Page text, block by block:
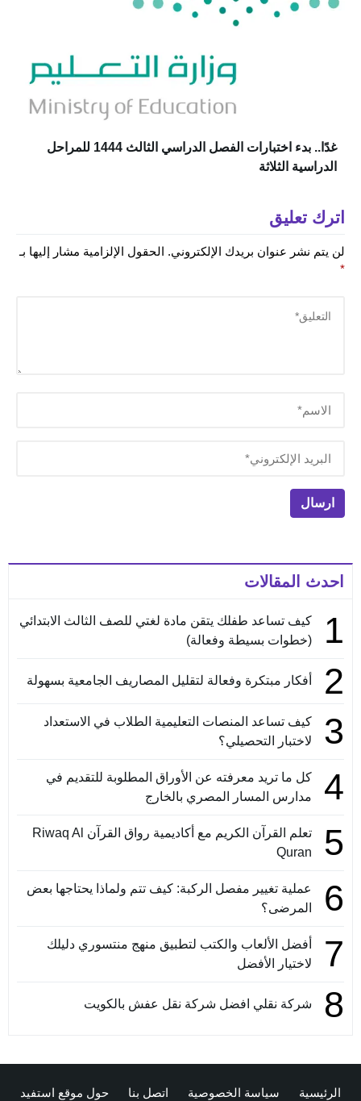
غدًا.. بدء اختبارات الفصل الدراسي الثالث 1444 للمراحل
الدراسية الثلاثة
اترك تعليق
لن يتم نشر عنوان بريدك الإلكتروني. الحقول الإلزامية مشار إليها بـ
*
احدث المقالات
1
كيف تساعد طفلك يتقن مادة لغتي للصف الثالث الابتدائي
(خطوات بسيطة وفعالة)
2 أفكار مبتكرة وفعالة لتقليل المصاريف الجامعية بسهولة
3
كيف تساعد المنصات التعليمية الطلاب في الاستعداد
لاختبار التحصيلي؟
4
كل ما تريد معرفته عن الأوراق المطلوبة للتقديم في
مدارس المسار المصري بالخارج
5
تعلم القرآن الكريم مع أكاديمية رواق القرآن Riwaq Al
Quran
6
عملية تغيير مفصل الركبة: كيف تتم ولماذا يحتاجها بعض
المرضى؟
7
أفضل الألعاب والكتب لتطبيق منهج منتسوري دليلك
لاختيار الأفضل
8 شركة نقلي افضل شركة نقل عفش بالكويت
الرئيسية سياسة الخصوصية اتصل بنا حول موقع استفيد